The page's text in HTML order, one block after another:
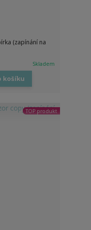
(zapínání na
Skladem
košíku
TOP produkt